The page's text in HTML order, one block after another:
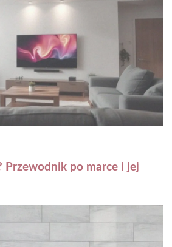
Przewodnik po marce i jej